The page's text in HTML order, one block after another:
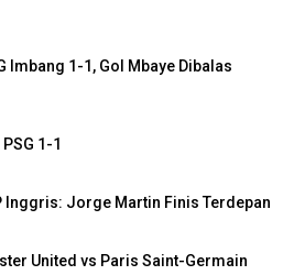
Imbang 1-1, Gol Mbaye Dibalas
1-1
Inggris: Jorge Martin Finis Terdepan
United vs Paris Saint-Germain